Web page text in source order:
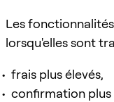
Les
lorsqu'elles sont
frais plus élevés,
confirmation plus